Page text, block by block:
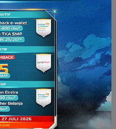
pelarut
sudah paham kan
bagaimana
ingat-ingat dan dipahami ya,
temperatur zat cair dan zat
sama.Yuk, belajar bareng
beranimasi yang keren di